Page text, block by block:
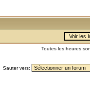
Toutes les heures
Sauter vers: